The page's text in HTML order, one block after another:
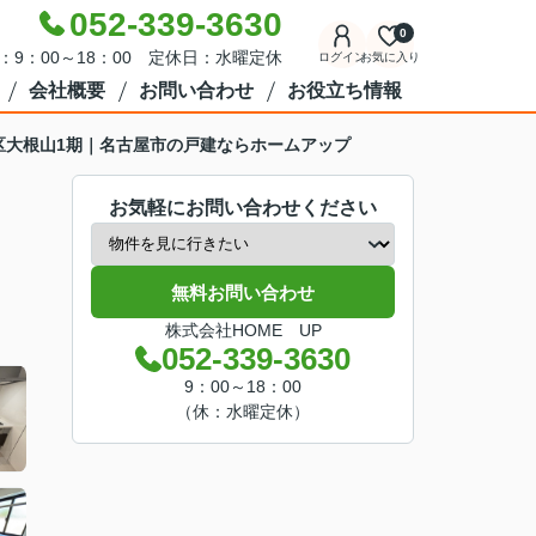
052-339-3630
9：00～18：00 定休日：水曜定休 ログインお気に入り
0
会社概要 お問い合わせ お役立ち情報
根山1期｜名古屋市の戸建ならホームアップ
お気軽にお問い合わせください
無料お問い合わせ
株式会社HOME UP
052-339-3630
9：00～18：00
（休：水曜定休）